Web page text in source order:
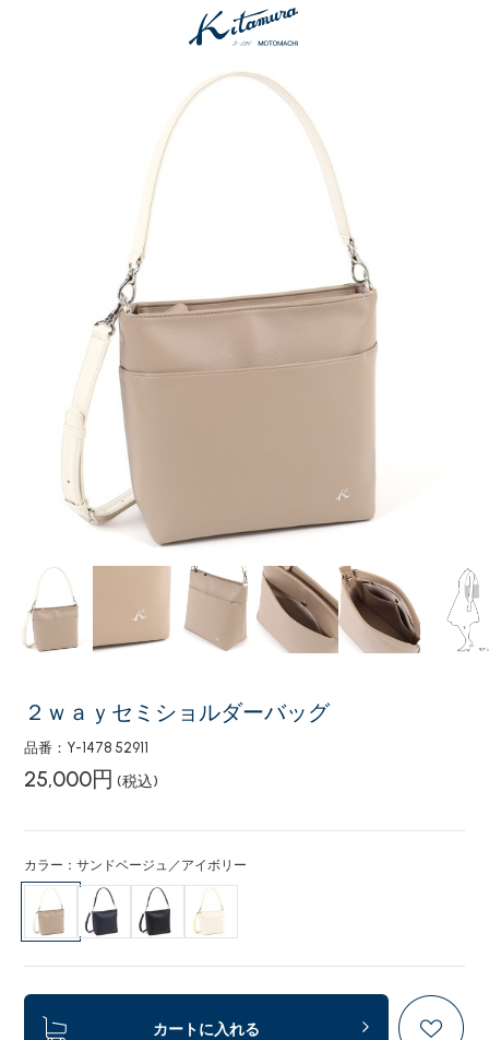
２ｗａｙセミショルダーバッグ
品番：Y-1478 52911
25,000円 (税込)
カラー：サンドベージュ／アイボリー
カートに入れる